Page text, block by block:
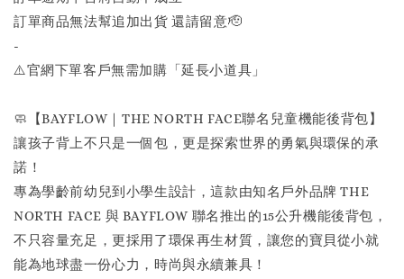
訂單商品無法幫追加出貨 還請留意🫡
-
⚠️官網下單客戶無需加購「延長小道具」
🧼【BAYFLOW｜THE NORTH FACE聯名兒童機能後背包】
讓孩子背上不只是一個包，更是探索世界的勇氣與環保的承
諾！
專為學齡前幼兒到小學生設計，這款由知名戶外品牌 THE
NORTH FACE 與 BAYFLOW 聯名推出的15公升機能後背包，
不只容量充足，更採用了環保再生材質，讓您的寶貝從小就
能為地球盡一份心力，時尚與永續兼具！